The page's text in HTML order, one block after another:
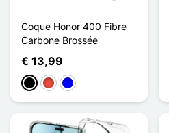
Coque Honor 400 Fibre
Carbone Brossée
€ 13,99
ZwartRoodBlauw